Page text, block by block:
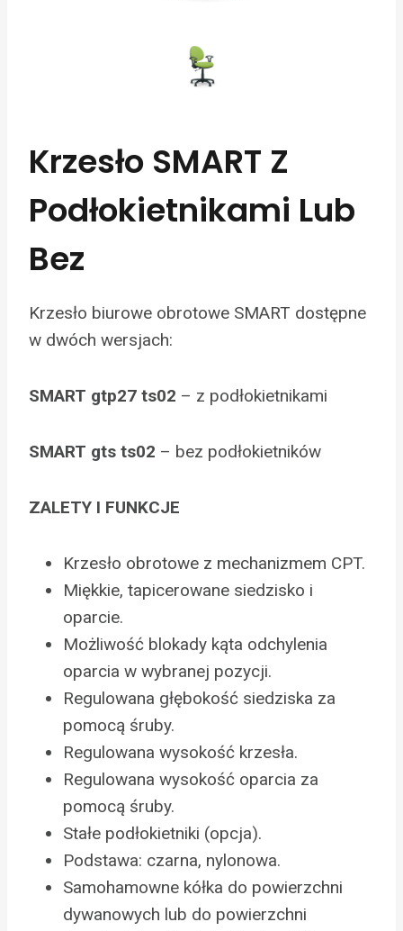
Krzesło SMART Z
Podłokietnikami Lub
Bez
Krzesło biurowe obrotowe SMART dostępne
w dwóch wersjach:
SMART gtp27 ts02 – z podłokietnikami
SMART gts ts02 – bez podłokietników
ZALETY I FUNKCJE
Krzesło obrotowe z mechanizmem CPT.
Miękkie, tapicerowane siedzisko i
oparcie.
Możliwość blokady kąta odchylenia
oparcia w wybranej pozycji.
Regulowana głębokość siedziska za
pomocą śruby.
Regulowana wysokość krzesła.
Regulowana wysokość oparcia za
pomocą śruby.
Stałe podłokietniki (opcja).
Podstawa: czarna, nylonowa.
Samohamowne kółka do powierzchni
dywanowych lub do powierzchni